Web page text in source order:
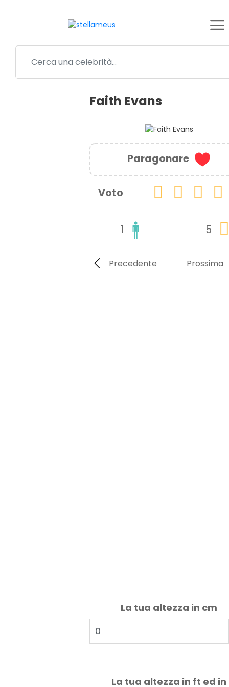
Faith Evans
Paragonare
Voto
1 5
Prossima
Precedente
La tua altezza in cm
La tua altezza in ft ed in